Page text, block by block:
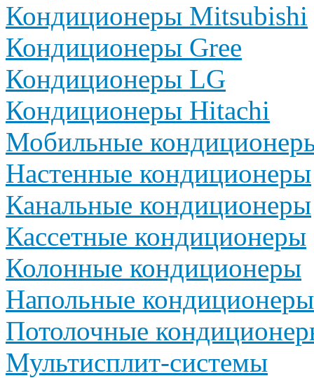
Кондиционеры Mitsubishi
Кондиционеры Gree
Кондиционеры LG
Кондиционеры Hitachi
Мобильные
Настенные кондиционеры
Канальные кондиционеры
Кассетные кондиционеры
Колонные кондиционеры
Напольные кондиционеры
Потолочные
Мультисплит-системы